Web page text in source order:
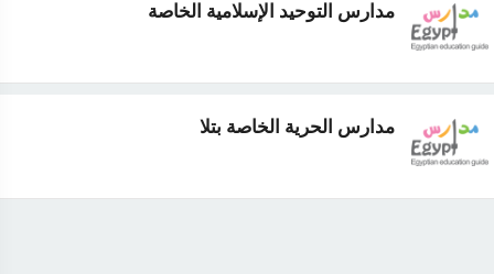
مدارس التوحيد الإسلامية الخاصة
مدارس الحرية الخاصة بتلا